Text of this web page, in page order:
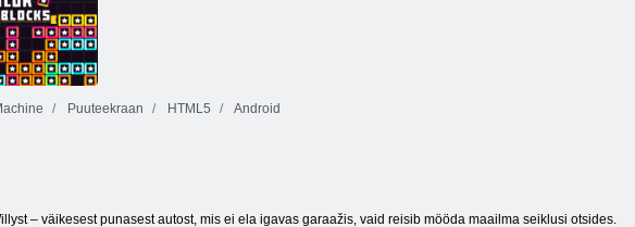
Basseinipidu
Puuteekraan HTML5 Android
– väikesest punasest autost, mis ei ela igavas garaažis, vaid reisib mööda maailma seiklusi otsides.